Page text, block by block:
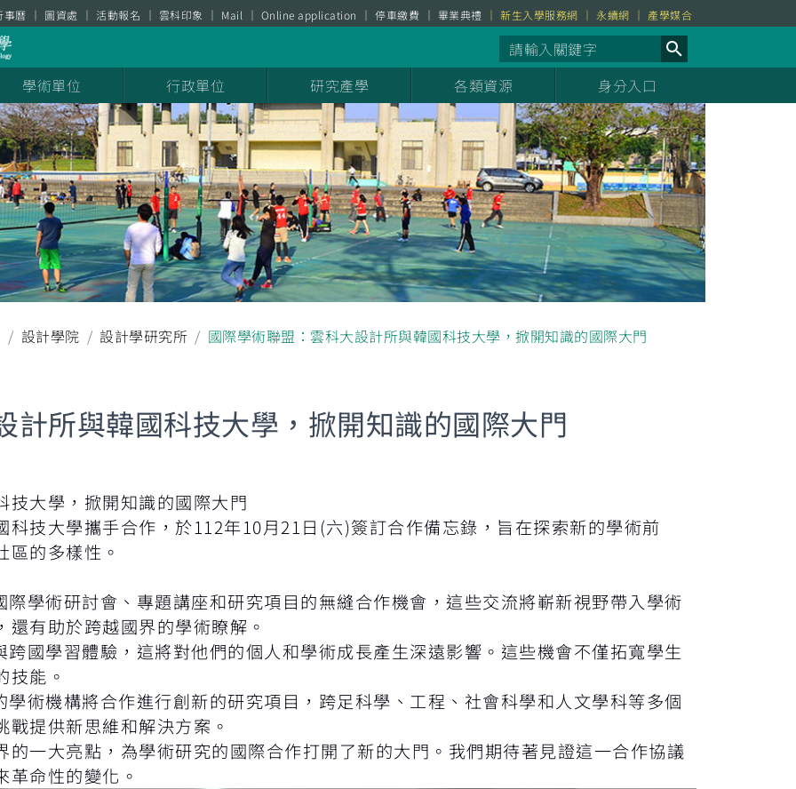
事曆 圖資處 活動報名 雲科印象 Mail Online application 停車繳費 畢業典禮 新生入學服務網 永續網 產學媒合
學術單位 行政單位 研究產學 各類資源 身分入口
設計學院 設計學研究所 國際學術聯盟：雲科大設計所與韓國科技大學，掀開知識的國際大門
計所與韓國科技大學，掀開知識的國際大門
技大學，掀開知識的國際大門
技大學攜手合作，於112年10月21日(六)簽訂合作備忘錄，旨在探索新的學術前
的多樣性。
學術研討會、專題講座和研究項目的無縫合作機會，這些交流將嶄新視野帶入學術
有助於跨越國界的學術瞭解。
國學習體驗，這將對他們的個人和學術成長產生深遠影響。這些機會不僅拓寬學生
技能。
術機構將合作進行創新的研究項目，跨足科學、工程、社會科學和人文學科等多個
提供新思維和解決方案。
一大亮點，為學術研究的國際合作打開了新的大門。我們期待著見證這一合作協議
命性的變化。